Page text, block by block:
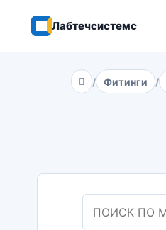
Лабтечсистемс
Главная
Фитинги